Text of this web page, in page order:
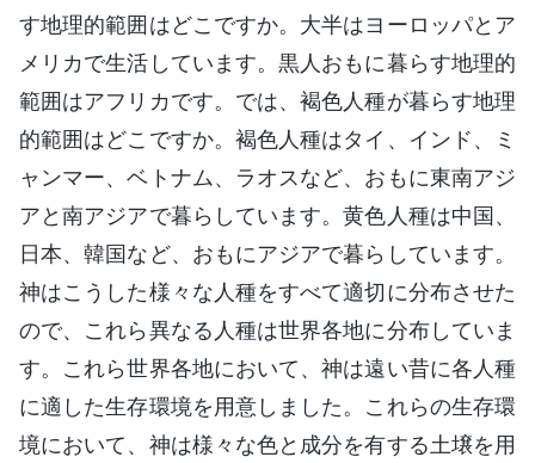
す地理的範囲はどこですか。大半はヨーロッパとア
メリカで生活しています。黒人おもに暮らす地理的
範囲はアフリカです。では、褐色人種が暮らす地理
的範囲はどこですか。褐色人種はタイ、インド、ミ
ャンマー、ベトナム、ラオスなど、おもに東南アジ
アと南アジアで暮らしています。黄色人種は中国、
日本、韓国など、おもにアジアで暮らしています。
神はこうした様々な人種をすべて適切に分布させた
ので、これら異なる人種は世界各地に分布していま
す。これら世界各地において、神は遠い昔に各人種
に適した生存環境を用意しました。これらの生存環
境において、神は様々な色と成分を有する土壌を用